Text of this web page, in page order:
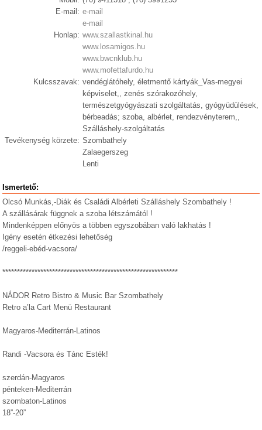
E-mail: e-mail
e-mail
Honlap: www.szallastkinal.hu
www.losamigos.hu
www.bwcnklub.hu
www.mofettafurdo.hu
Kulcsszavak: vendéglátóhely, életmentő kártyák_Vas-megyei
képviselet,, zenés szórakozóhely,
természetgyógyászati szolgáltatás, gyógyüdülések,
bérbeadás; szoba, albérlet, rendezvényterem,,
Szálláshely-szolgáltatás
Tevékenység körzete: Szombathely
Zalaegerszeg
Lenti
Ismertető:
Olcsó Munkás,-Diák és Családi Albérleti Szálláshely Szombathely !
A szállásárak függnek a szoba létszámától !
Mindenképpen előnyös a többen egyszobában való lakhatás !
Igény esetén étkezési lehetőség
/reggeli-ebéd-vacsora/
************************************************************
NÁDOR Retro Bistro & Music Bar Szombathely
Retro a’la Cart Menü Restaurant
Magyaros-Mediterrán-Latinos
Randi -Vacsora és Tánc Esték!
szerdán-Magyaros
pénteken-Mediterrán
szombaton-Latinos
18”-20”